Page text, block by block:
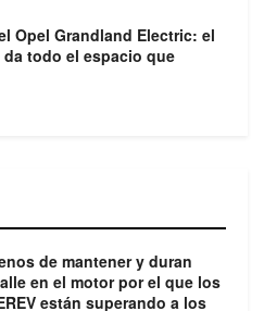
Opel Grandland Electric: el
da todo el espacio que
de mantener y duran
en el motor por el que los
están superando a los